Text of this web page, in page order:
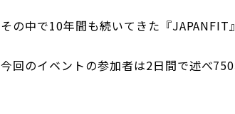
その中で10年間も続いてきた『JAPANFIT
今回のイベントの参加者は2日間で述べ